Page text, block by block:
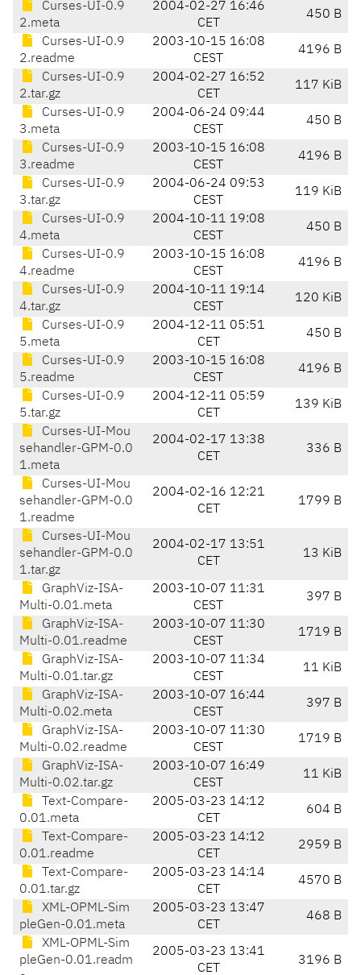
Curses-UI-0.9
2.meta
2004-02-27 16:46
CET
450 B
Curses-UI-0.9
2.readme
2003-10-15 16:08
CEST
4196 B
Curses-UI-0.9
2.tar.gz
2004-02-27 16:52
CET
117 KiB
Curses-UI-0.9
3.meta
2004-06-24 09:44
CEST
450 B
Curses-UI-0.9
3.readme
2003-10-15 16:08
CEST
4196 B
Curses-UI-0.9
3.tar.gz
2004-06-24 09:53
CEST
119 KiB
Curses-UI-0.9
4.meta
2004-10-11 19:08
CEST
450 B
Curses-UI-0.9
4.readme
2003-10-15 16:08
CEST
4196 B
Curses-UI-0.9
4.tar.gz
2004-10-11 19:14
CEST
120 KiB
Curses-UI-0.9
5.meta
2004-12-11 05:51
CET
450 B
Curses-UI-0.9
5.readme
2003-10-15 16:08
CEST
4196 B
Curses-UI-0.9
5.tar.gz
2004-12-11 05:59
CET
139 KiB
Curses-UI-Mou
sehandler-GPM-0.0
1.meta
2004-02-17 13:38
CET
336 B
Curses-UI-Mou
sehandler-GPM-0.0
1.readme
2004-02-16 12:21
CET
1799 B
Curses-UI-Mou
sehandler-GPM-0.0
1.tar.gz
2004-02-17 13:51
CET
13 KiB
GraphViz-ISA-
Multi-0.01.meta
2003-10-07 11:31
CEST
397 B
GraphViz-ISA-
Multi-0.01.readme
2003-10-07 11:30
CEST
1719 B
GraphViz-ISA-
Multi-0.01.tar.gz
2003-10-07 11:34
CEST
11 KiB
GraphViz-ISA-
Multi-0.02.meta
2003-10-07 16:44
CEST
397 B
GraphViz-ISA-
Multi-0.02.readme
2003-10-07 11:30
CEST
1719 B
GraphViz-ISA-
Multi-0.02.tar.gz
2003-10-07 16:49
CEST
11 KiB
Text-Compare-
0.01.meta
2005-03-23 14:12
CET
604 B
Text-Compare-
0.01.readme
2005-03-23 14:12
CET
2959 B
Text-Compare-
0.01.tar.gz
2005-03-23 14:14
CET
4570 B
XML-OPML-Sim
pleGen-0.01.meta
2005-03-23 13:47
CET
468 B
XML-OPML-Sim
pleGen-0.01.readm
2005-03-23 13:41
CET
3196 B